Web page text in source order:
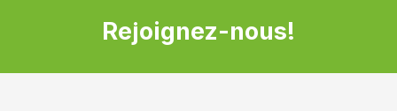
Rejoignez-nous!